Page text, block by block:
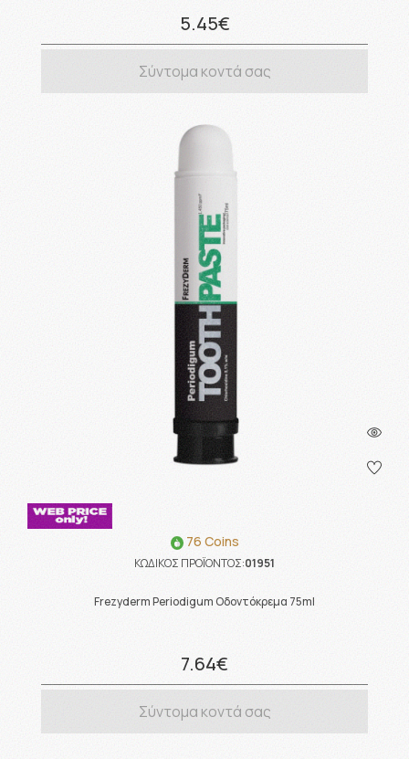
5.45€
Σύντομα κοντά σας
76 Coins
ΚΩΔΙΚΟΣ ΠΡΟΪΟΝΤΟΣ:01951
Frezyderm Periodigum Οδοντόκρεμα 75ml
7.64€
Σύντομα κοντά σας